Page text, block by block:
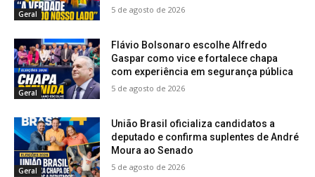
Geral 5 de agosto de 2026
Geral
Flávio Bolsonaro escolhe Alfredo
Gaspar como vice e fortalece chapa
com experiência em segurança pública
5 de agosto de 2026
Geral
União Brasil oficializa candidatos a
deputado e confirma suplentes de André
Moura ao Senado
5 de agosto de 2026